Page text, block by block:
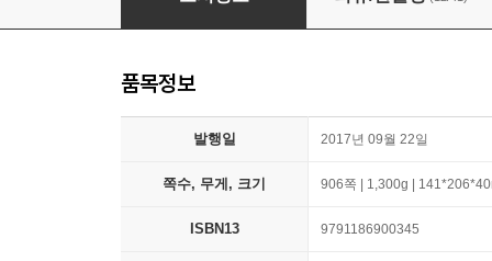
품목정보
발행일 2017년 09월 22일
쪽수, 무게, 크기 906쪽 | 1,300g |
ISBN13 9791186900345